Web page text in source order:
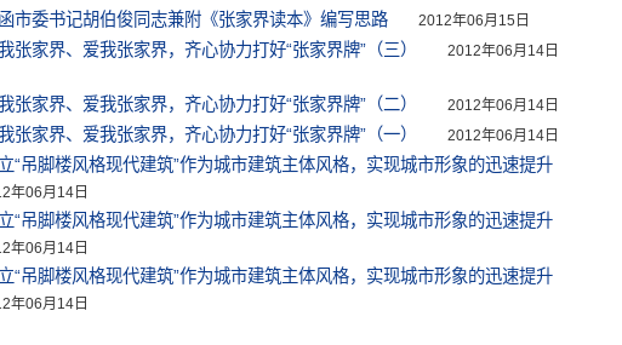
委书记胡伯俊同志兼附《张家界读本》编写思路 2012年06月15日
家界、爱我张家界，齐心协力打好“张家界牌”（三） 2012年06月14日
家界、爱我张家界，齐心协力打好“张家界牌”（二） 2012年06月14日
家界、爱我张家界，齐心协力打好“张家界牌”（一） 2012年06月14日
吊脚楼风格现代建筑”作为城市建筑主体风格，实现城市形象的迅速提升
年06月14日
吊脚楼风格现代建筑”作为城市建筑主体风格，实现城市形象的迅速提升
年06月14日
吊脚楼风格现代建筑”作为城市建筑主体风格，实现城市形象的迅速提升
年06月14日